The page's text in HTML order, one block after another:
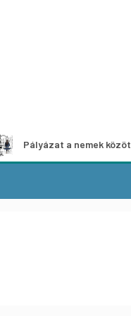
a nemek közötti